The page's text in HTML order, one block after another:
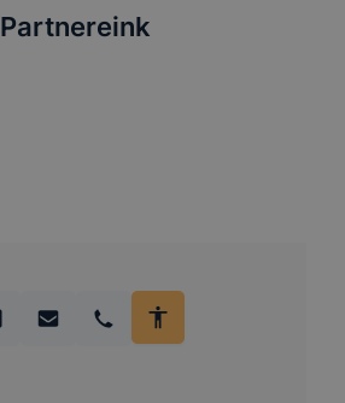
Partnereink